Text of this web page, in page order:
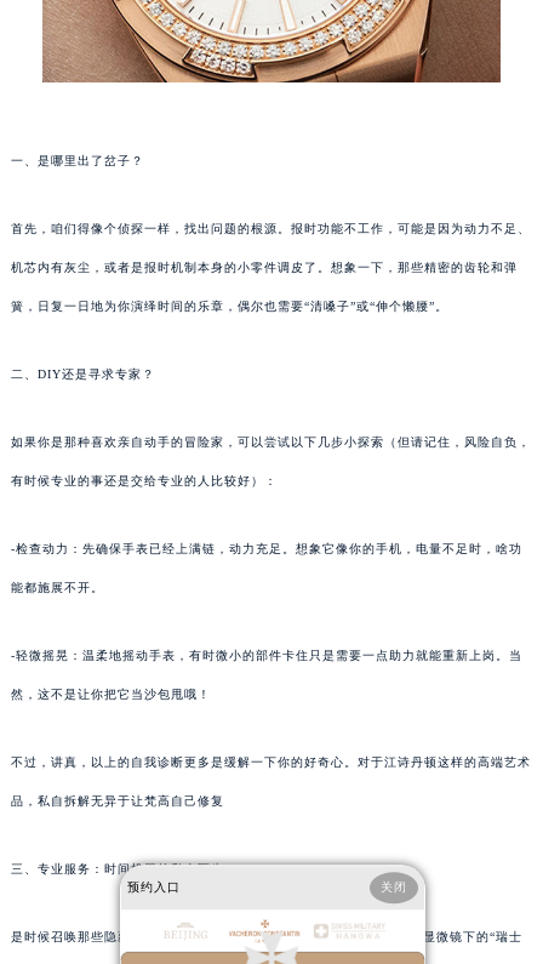
一、是哪里出了岔子？
首先，咱们得像个侦探一样，找出问题的根源。报时功能不工作，可能是因为动力不足、
机芯内有灰尘，或者是报时机制本身的小零件调皮了。想象一下，那些精密的齿轮和弹
簧，日复一日地为你演绎时间的乐章，偶尔也需要“清嗓子”或“伸个懒腰”。
二、DIY还是寻求专家？
如果你是那种喜欢亲自动手的冒险家，可以尝试以下几步小探索（但请记住，风险自负，
有时候专业的事还是交给专业的人比较好）：
-检查动力：先确保手表已经上满链，动力充足。想象它像你的手机，电量不足时，啥功
能都施展不开。
-轻微摇晃：温柔地摇动手表，有时微小的部件卡住只是需要一点助力就能重新上岗。当
然，这不是让你把它当沙包甩哦！
不过，讲真，以上的自我诊断更多是缓解一下你的好奇心。对于江诗丹顿这样的高端艺术
品，私自拆解无异于让梵高自己修复
三、专业服务：时间机器的私人医生
是时候召唤那些隐藏在幕后，专为手表做SPA的技师们了。他们配备有显微镜下的“瑞士
预约入口 关闭